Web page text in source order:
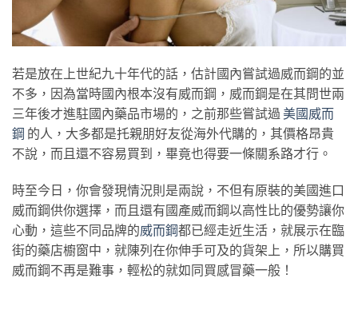
若是放在上世紀九十年代的話，估計國內嘗試過威而鋼的並
不多，因為當時國內根本沒有威而鋼，威而鋼是在其問世兩
三年後才進駐國內藥品市場的，之前那些嘗試過 美國威而
鋼 的人，大多都是托親朋好友從海外代購的，其價格昂貴
不說，而且還不容易買到，畢竟也得要一條關系路才行。
時至今日，你會發現情況則是兩說，不但有原裝的美國進口
威而鋼供你選擇，而且還有國產威而鋼以高性比的優勢讓你
心動，這些不同品牌的威而鋼都已經走近生活，就展示在臨
街的藥店櫥窗中，就陳列在你伸手可及的貨架上，所以購買
威而鋼不再是難事，輕松的就如同買感冒藥一般！